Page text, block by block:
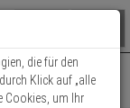
leer.
- 14:00 Uhr
die für den
Klick auf „alle
Cookies, um Ihr